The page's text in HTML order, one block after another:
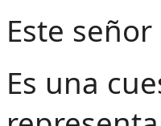
Este
Es una